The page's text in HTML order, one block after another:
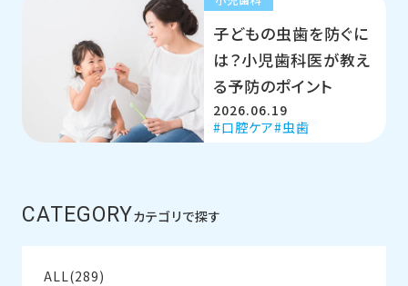
子どもの虫歯を防ぐに
は？小児歯科医が教え
る予防のポイント
2026.06.19
口腔ケア 虫歯
CATEGORYカテゴリで探す
ALL(289)